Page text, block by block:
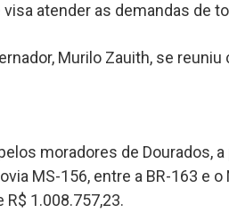
atender as demandas de
Murilo Zauith, se
moradores de Dourados,
MS-156, entre a BR-163 e
1.008.757,23.